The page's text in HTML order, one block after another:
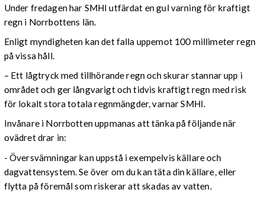
Under fredagen har SMHI utfärdat en gul varning för kraftigt
regn i Norrbottens län.
Enligt myndigheten kan det falla uppemot 100 millimeter regn
på vissa håll.
– Ett lågtryck med tillhörande regn och skurar stannar upp i
området och ger långvarigt och tidvis kraftigt regn med risk
för lokalt stora totala regnmängder, varnar SMHI.
Invånare i Norrbotten uppmanas att tänka på följande när
ovädret drar in:
- Översvämningar kan uppstå i exempelvis källare och
dagvattensystem. Se över om du kan täta din källare, eller
flytta på föremål som riskerar att skadas av vatten.